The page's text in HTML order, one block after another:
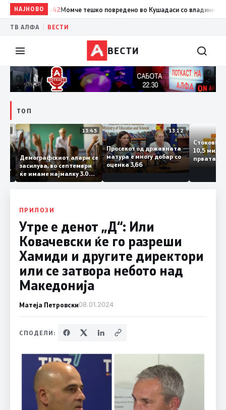
НАЈНОВО
14:42 Момче тешко повредено во Кушадаси со владиниот
ТВ АЛФА ВЕСТИ
ВЕСТИ
ТОП
14:12 13:45
Демографскиот аларм се
засилува, во септември
ќе имаме најмалку 3.000
првачиња помалку
13:12
Просекот од државната
матура е многу добар со
оценка 3,66
10,5
ПРИЛОЗИ
Утре е денот „Д“: Или
Ковачевски ќе го разреши
Хамиди и другите директори
или се затвора небото над
Македонија
Матеја Петровски08.01.2024
СПОДЕЛИ: